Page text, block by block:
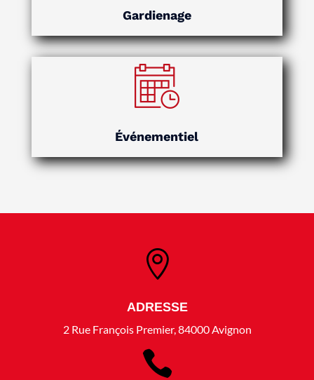
Gardienage
Événementiel

ADRESSE
2 Rue François Premier, 84000 Avignon
